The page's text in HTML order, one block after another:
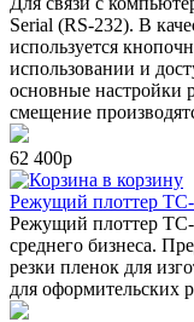
Serial (RS-232). В
используется
использовании и
основные настройки
смещение
62 400р
в корзину
Режущий плоттер
Режущий плоттер
среднего бизнеса.
резки пленок для
для оформительских